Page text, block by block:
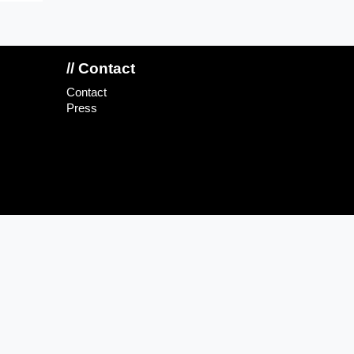
// Contact
Contact
Press